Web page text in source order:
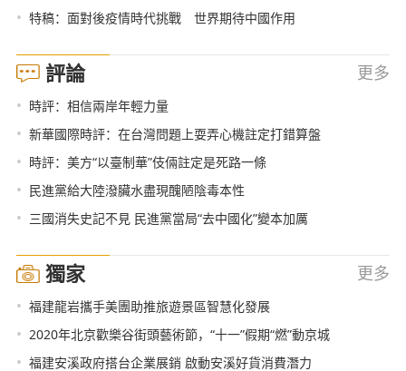
• 特稿：面對後疫情時代挑戰 世界期待中國作用
評論 更多
• 時評：相信兩岸年輕力量
• 新華國際時評：在台灣問題上耍弄心機註定打錯算盤
• 時評：美方“以臺制華”伎倆註定是死路一條
• 民進黨給大陸潑臟水盡現醜陋陰毒本性
• 三國消失史記不見 民進黨當局“去中國化”變本加厲
獨家 更多
• 福建龍岩攜手美團助推旅遊景區智慧化發展
• 2020年北京歡樂谷街頭藝術節，“十一”假期“燃”動京城
• 福建安溪政府搭台企業展銷 啟動安溪好貨消費潛力